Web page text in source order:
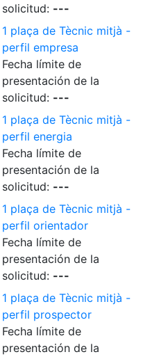
solicitud: ---
1 plaça de Tècnic mitjà -
perfil empresa
Fecha límite de
presentación de la
solicitud: ---
1 plaça de Tècnic mitjà -
perfil energia
Fecha límite de
presentación de la
solicitud: ---
1 plaça de Tècnic mitjà -
perfil orientador
Fecha límite de
presentación de la
solicitud: ---
1 plaça de Tècnic mitjà -
perfil prospector
Fecha límite de
presentación de la